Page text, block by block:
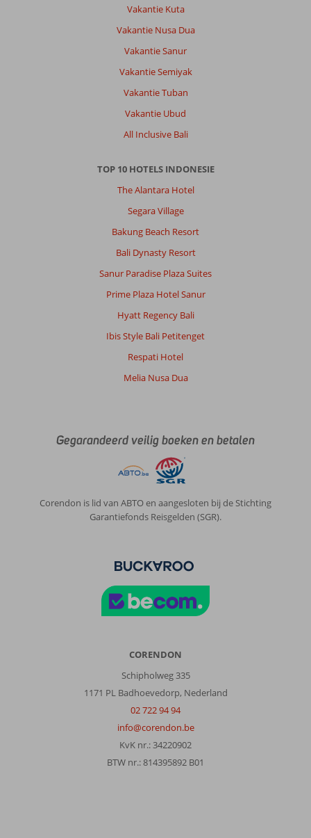
Vakantie Kuta
Vakantie Nusa Dua
Vakantie Sanur
Vakantie Semiyak
Vakantie Tuban
Vakantie Ubud
All Inclusive Bali
TOP 10 HOTELS INDONESIE
The Alantara Hotel
Segara Village
Bakung Beach Resort
Bali Dynasty Resort
Sanur Paradise Plaza Suites
Prime Plaza Hotel Sanur
Hyatt Regency Bali
Ibis Style Bali Petitenget
Respati Hotel
Melia Nusa Dua
Gegarandeerd veilig boeken en betalen
Corendon is lid van ABTO en aangesloten bij de Stichting
Garantiefonds Reisgelden (SGR).
CORENDON
Schipholweg 335
1171 PL Badhoevedorp, Nederland
02 722 94 94
info@corendon.be
KvK nr.: 34220902
BTW nr.: 814395892 B01